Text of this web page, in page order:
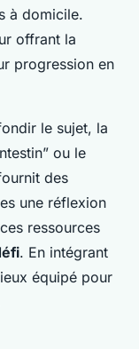
à domicile.
offrant la
progression en
le sujet, la
ou le
des
une réflexion
ressources
. En intégrant
équipé pour